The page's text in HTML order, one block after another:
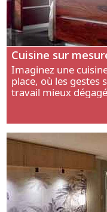
Cuisine sur
Imaginez une
place, où les gestes
travail mieux
aménagement